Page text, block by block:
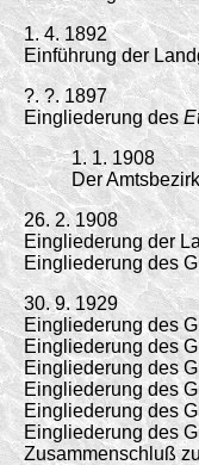
1. 4. 1892
Einführung der
?. ?. 1897
Eingliederung des
1. 1. 1908
Der
26. 2. 1908
Eingliederung der
Eingliederung des
30. 9. 1929
Eingliederung des
Eingliederung des
Eingliederung des
Eingliederung des
Eingliederung des
Eingliederung des
Zusammenschluß